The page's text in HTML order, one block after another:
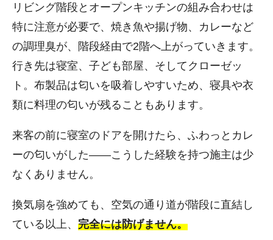
リビング階段とオープンキッチンの組み合わせは
特に注意が必要で、焼き魚や揚げ物、カレーなど
の調理臭が、階段経由で2階へ上がっていきます。
行き先は寝室、子ども部屋、そしてクローゼッ
ト。布製品は匂いを吸着しやすいため、寝具や衣
類に料理の匂いが残ることもあります。
来客の前に寝室のドアを開けたら、ふわっとカレ
ーの匂いがした――こうした経験を持つ施主は少
なくありません。
換気扇を強めても、空気の通り道が階段に直結し
ている以上、 完全には防げません。